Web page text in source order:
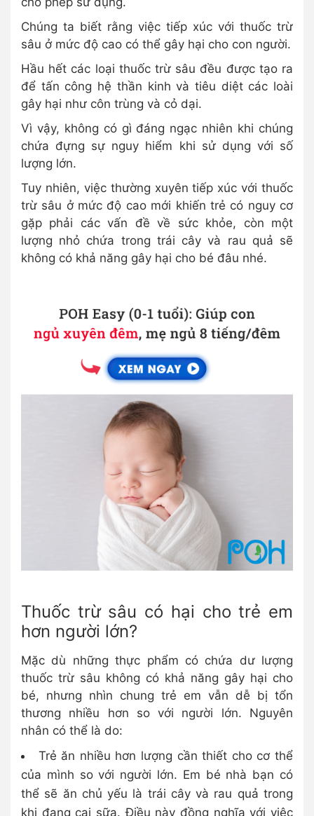
Chúng ta biết rằng việc tiếp xúc với thuốc trừ
sâu ở mức độ cao có thể gây hại cho con người.
Hầu hết các loại thuốc trừ sâu đều được tạo ra
để tấn công hệ thần kinh và tiêu diệt các loài
gây hại như côn trùng và cỏ dại.
Vì vậy, không có gì đáng ngạc nhiên khi chúng
chứa đựng sự nguy hiểm khi sử dụng với số
lượng lớn.
Tuy nhiên, việc thường xuyên tiếp xúc với thuốc
trừ sâu ở mức độ cao mới khiến trẻ có nguy cơ
gặp phải các vấn đề về sức khỏe, còn một
lượng nhỏ chứa trong trái cây và rau quả sẽ
không có khả năng gây hại cho bé đâu nhé.
Thuốc trừ sâu có hại cho trẻ em
hơn người lớn?
Mặc dù những thực phẩm có chứa dư lượng
thuốc trừ sâu không có khả năng gây hại cho
bé, nhưng nhìn chung trẻ em vẫn dễ bị tổn
thương nhiều hơn so với người lớn. Nguyên
nhân có thể là do:
Trẻ ăn nhiều hơn lượng cần thiết cho cơ thể
của mình so với người lớn. Em bé nhà bạn có
thể sẽ ăn chủ yếu là trái cây và rau quả trong
khi đang cai sữa. Điều này đồng nghĩa với việc